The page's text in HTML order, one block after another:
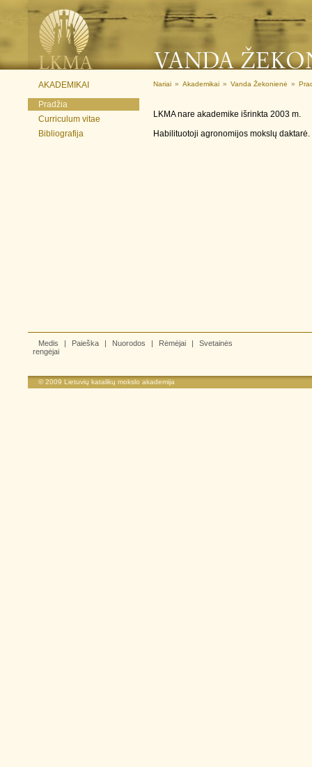
AKADEMIKAI
Pradžia
Curriculum vitae
Bibliografija
Nariai » Akademikai » Vanda Žekonienė »
LKMA nare akademike išrinkta 2003 m.
Habilituotoji agronomijos mokslų daktarė.
Medis | Paieška | Nuorodos | Rėmėjai |
Svetainės
rengėjai
© 2009 Lietuvių katalikų mokslo akademija